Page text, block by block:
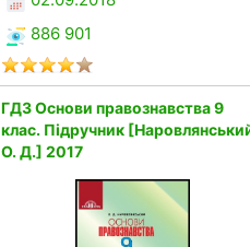
886 901
ГДЗ Основи правознавства 9
клас. Підручник
О. Д.] 2017